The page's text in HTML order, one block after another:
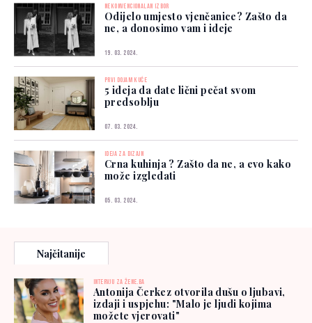
NEKONVENCIONALAN IZBOR
Odijelo umjesto vjenčanice? Zašto da
ne, a donosimo vam i ideje
19. 03. 2024.
PRVI DOJAM KUĆE
5 ideja da date lični pečat svom
predsoblju
07. 03. 2024.
IDEJA ZA DIZAJN
Crna kuhinja ? Zašto da ne, a evo kako
može izgledati
05. 03. 2024.
Najčitanije
INTERVJU ZA ŽENE.BA
Antonija Čerkez otvorila dušu o ljubavi,
izdaji i uspjehu: "Malo je ljudi kojima
možete vjerovati"